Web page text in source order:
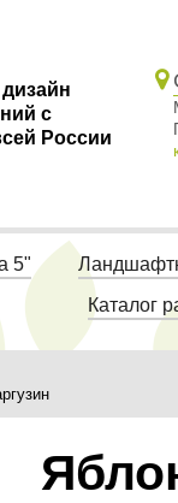
с
России
5"
Каталог